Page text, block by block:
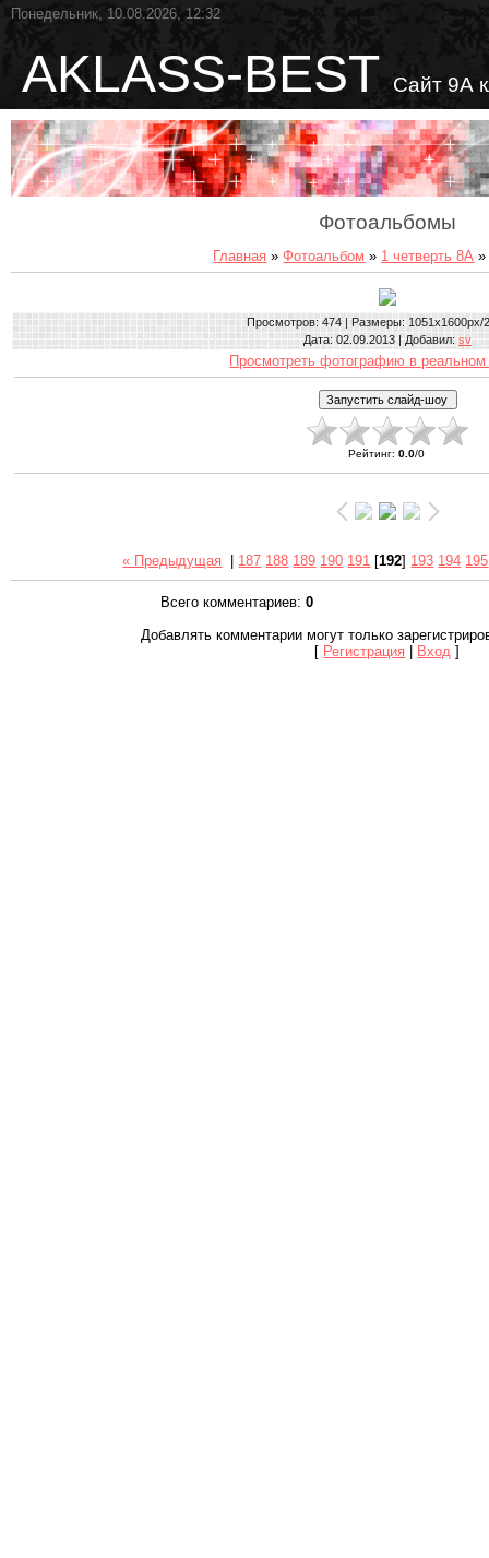
Понедельник, 10.08.2026, 12:32
AKLASS-BEST Сайт 9А
Фотоальбомы
Главная »Фотоальбом » 1 четверть 8А »
Просмотров: 474 | Размеры: 1051x1600px/
Дата: 02.09.2013 | Добавил: sv
Просмотреть фотографию в реальном
Рейтинг:0.0/0
« Предыдущая 187 188 189 190 191 [192] 193 194 195
Всего комментариев: 0
Добавлять комментарии могут только
[ Регистрация | Вход ]